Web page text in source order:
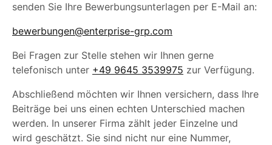
senden Sie Ihre Bewerbungsunterlagen per E-Mail an:
bewerbungen@enterprise-grp.com
Bei Fragen zur Stelle stehen wir Ihnen gerne
telefonisch unter +49 9645 3539975 zur Verfügung.
Abschließend möchten wir Ihnen versichern, dass Ihre
Beiträge bei uns einen echten Unterschied machen
werden. In unserer Firma zählt jeder Einzelne und
wird geschätzt. Sie sind nicht nur eine Nummer,